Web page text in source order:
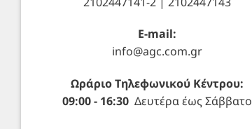
E-mail:
info@agc.com.gr
Ωράριο Τηλεφωνικού Κέντρου:
09:00 - 16:30Δευτέρα έως Σάββατο